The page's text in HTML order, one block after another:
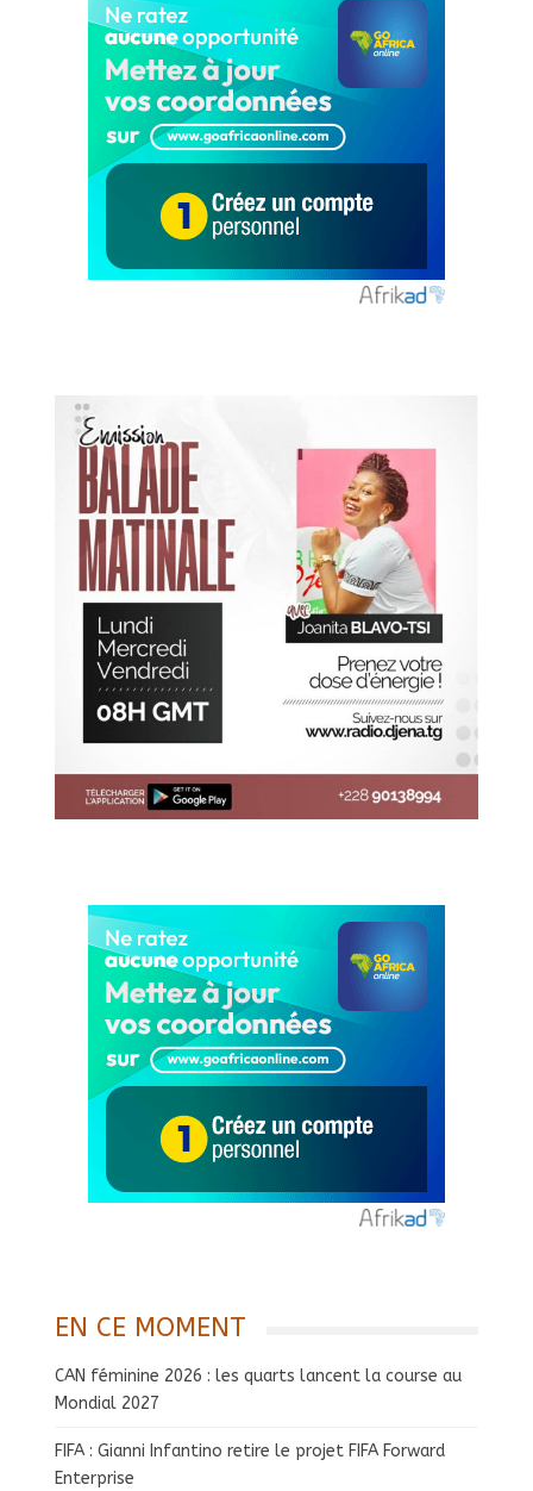
EN CE MOMENT
CAN féminine 2026 : les quarts lancent la course au
Mondial 2027
FIFA : Gianni Infantino retire le projet FIFA Forward
Enterprise